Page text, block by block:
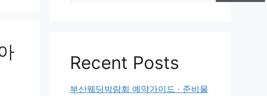
Recent Posts
부산웨딩박람회 예약가이드 · 준비물